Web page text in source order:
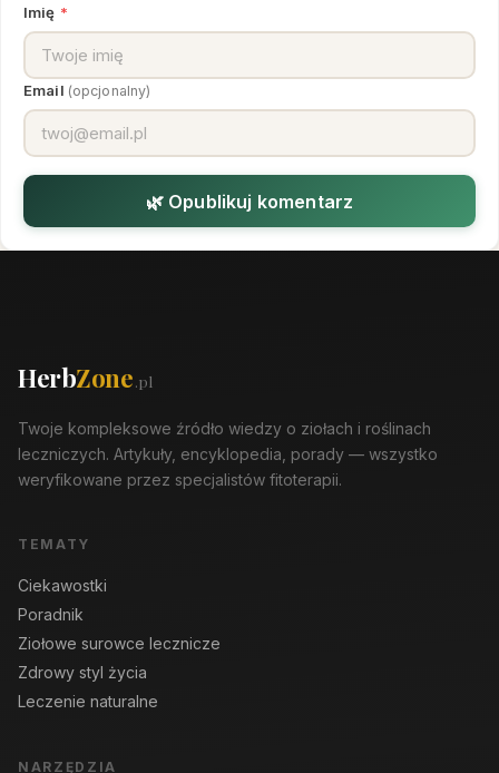
Imię *
Email (opcjonalny)
🌿 Opublikuj komentarz
HerbZone.pl
Twoje kompleksowe źródło wiedzy o ziołach i roślinach
leczniczych. Artykuły, encyklopedia, porady — wszystko
weryfikowane przez specjalistów fitoterapii.
TEMATY
Ciekawostki
Poradnik
Ziołowe surowce lecznicze
Zdrowy styl życia
Leczenie naturalne
NARZĘDZIA